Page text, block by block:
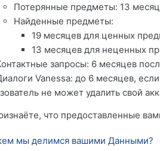
Потерянные предметы: 13
Найденные предметы:
19 месяцев для ценных
13 месяцев для неценных
запросы: 6 месяцев
Vanessa: до 6 месяцев,
не может удалить свой
что предоставленные
мы делимся вашими Данными?